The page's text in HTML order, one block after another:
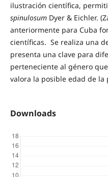
ilustración científica,
spinulosum Dyer & Eichler.
anteriormente para Cuba
científicas. Se realiza una
presenta una clave para
perteneciente al género
valora la posible edad de la
Downloads